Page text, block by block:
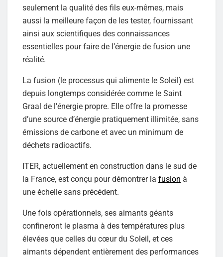
seulement la qualité des fils eux-mêmes, mais
aussi la meilleure façon de les tester, fournissant
ainsi aux scientifiques des connaissances
essentielles pour faire de l’énergie de fusion une
réalité.
La fusion (le processus qui alimente le Soleil) est
depuis longtemps considérée comme le Saint
Graal de l’énergie propre. Elle offre la promesse
d’une source d’énergie pratiquement illimitée, sans
émissions de carbone et avec un minimum de
déchets radioactifs.
ITER, actuellement en construction dans le sud de
la France, est conçu pour démontrer la fusion à
une échelle sans précédent.
Une fois opérationnels, ses aimants géants
confineront le plasma à des températures plus
élevées que celles du cœur du Soleil, et ces
aimants dépendent entièrement des performances